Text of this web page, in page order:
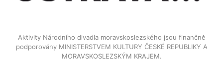
Aktivity Národního divadla moravskoslezského jsou finančně
podporovány MINISTERSTVEM KULTURY ČESKÉ REPUBLIKY A
MORAVSKOSLEZSKÝM KRAJEM.